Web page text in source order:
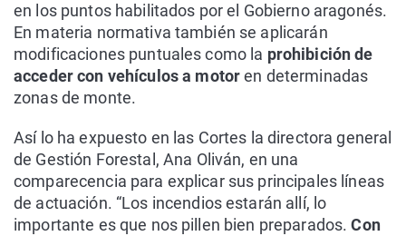
en los puntos habilitados por el Gobierno aragonés.
En materia normativa también se aplicarán
modificaciones puntuales como la prohibición de
acceder con vehículos a motoren determinadas
zonas de monte.
Así lo ha expuesto en las Cortes la directora general
de Gestión Forestal, Ana Oliván, en una
comparecencia para explicar sus principales líneas
de actuación. “Los incendios estarán allí, lo
importante es que nos pillen bien preparados. Con